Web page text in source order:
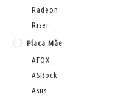
Radeon
Riser
Placa Mãe
AFOX
ASRock
Asus